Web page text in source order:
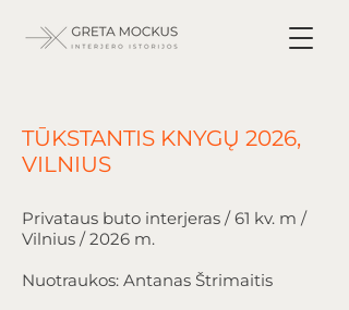
TŪKSTANTIS KNYGŲ 2026,
VILNIUS
Privataus buto interjeras / 61 kv. m /
Vilnius / 2026 m.
Nuotraukos: Antanas Štrimaitis